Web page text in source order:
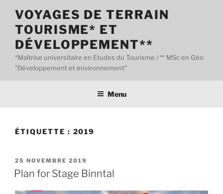
contenu
principal
VOYAGES DE TERRAIN
TOURISME* ET
DÉVELOPPEMENT**
*Maîtrise universitaire en Etudes du Tourisme / ** MSc en Géo
"Développement et environnement"
Menu
ÉTIQUETTE : 2019
PUBLIÉ
LE
25 NOVEMBRE 2019
Plan for Stage Binntal